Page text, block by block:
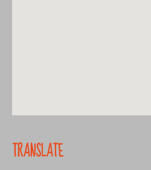
TRANSLATE